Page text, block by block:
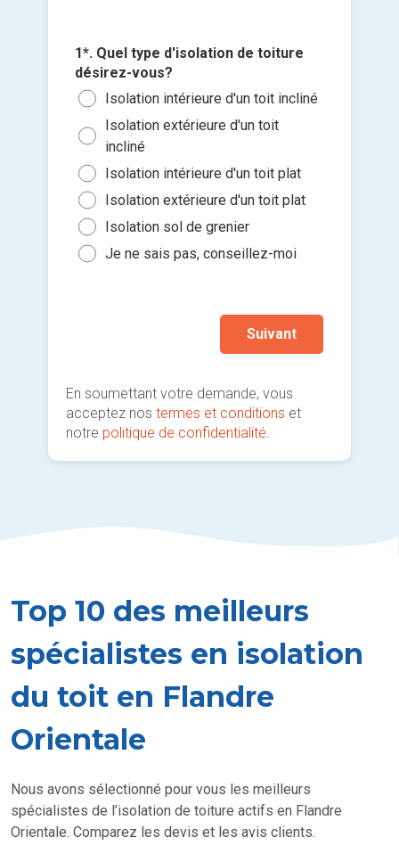
1*. Quel type d'isolation de toiture
désirez-vous?
Isolation intérieure d'un toit incliné
Isolation extérieure d'un toit
incliné
Isolation intérieure d'un toit plat
Isolation extérieure d'un toit plat
Isolation sol de grenier
Je ne sais pas, conseillez-moi
Suivant
En soumettant votre demande, vous
acceptez nostermes et conditions et
notre politique de confidentialité
Top 10 des meilleurs
spécialistes en isolation
du toit en Flandre
Orientale
Nous avons sélectionné pour vous les meilleurs
spécialistes de l’isolation de toiture actifs en Flandre
Orientale. Comparez les devis et les avis clients.